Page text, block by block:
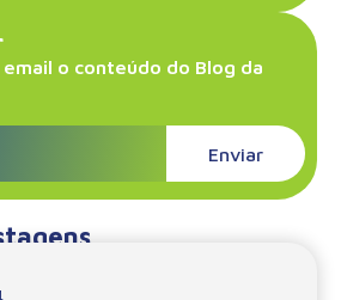
email o conteúdo do Blog da
Enviar